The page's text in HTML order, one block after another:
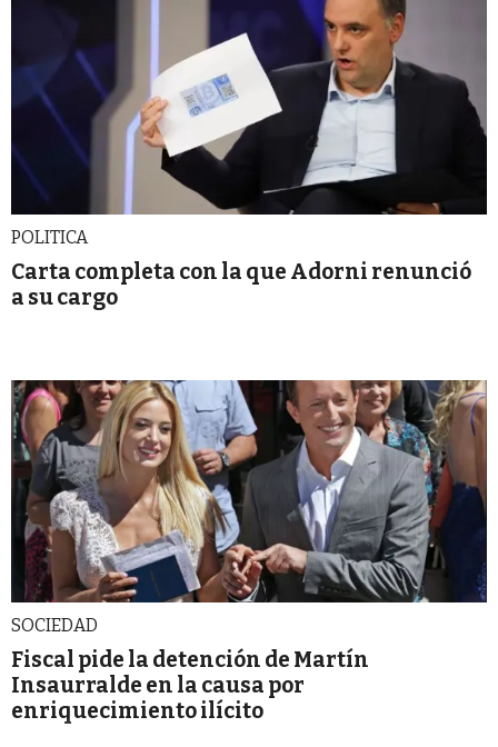
POLITICA
Carta completa con la que Adorni renunció
a su cargo
SOCIEDAD
Fiscal pide la detención de Martín
Insaurralde en la causa por
enriquecimiento ilícito